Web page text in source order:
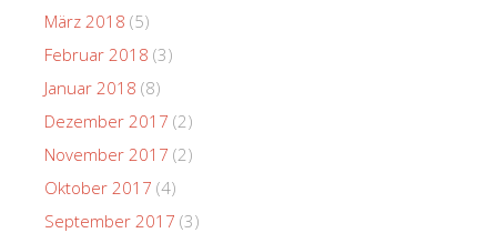
März 2018 (5)
Februar 2018 (3)
Januar 2018 (8)
Dezember 2017 (2)
November 2017 (2)
Oktober 2017 (4)
September 2017 (3)